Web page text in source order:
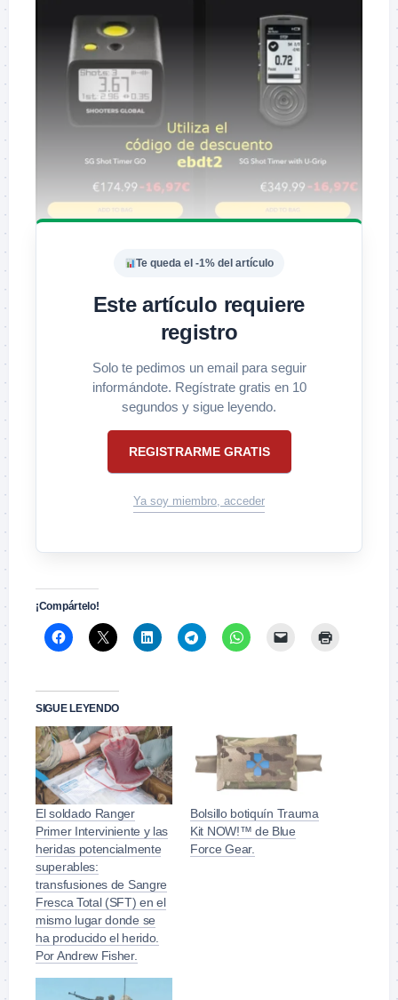
Te queda el -1% del artículo
Este artículo requiere
registro
Solo te pedimos un email para seguir
informándote. Regístrate gratis en 10
segundos y sigue leyendo.
REGISTRARME GRATIS
Ya soy miembro, acceder
¡Compártelo!
SIGUE LEYENDO
El soldado Ranger
Primer Interviniente y las
heridas potencialmente
superables:
transfusiones de Sangre
Fresca Total (SFT) en el
mismo lugar donde se
ha producido el herido.
Por Andrew Fisher.
Bolsillo botiquín Trauma
Kit NOW!™ de Blue
Force Gear.